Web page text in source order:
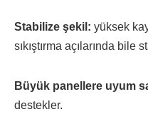
Stabilize şekil: yüksek
sıkıştırma açılarında bile
Büyük panellere uyum
destekler.